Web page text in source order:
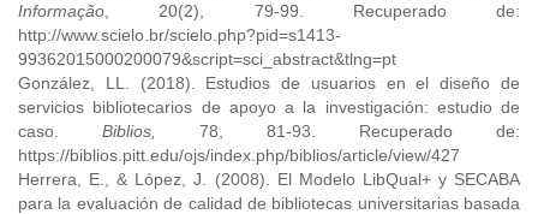
Informação , 20(2), 79-99. Recuperado de:
http://www.scielo.br/scielo.php?pid=s1413-
99362015000200079&script=sci_abstract&tlng=pt
González, LL. (2018). Estudios de usuarios en el diseño de
servicios bibliotecarios de apoyo a la investigación: estudio de
caso. Biblios, 78, 81-93. Recuperado de:
https://biblios.pitt.edu/ojs/index.php/biblios/article/view/427
Herrera, E., & López, J. (2008). El Modelo LibQual+ y SECABA
para la evaluación de calidad de bibliotecas universitarias basada